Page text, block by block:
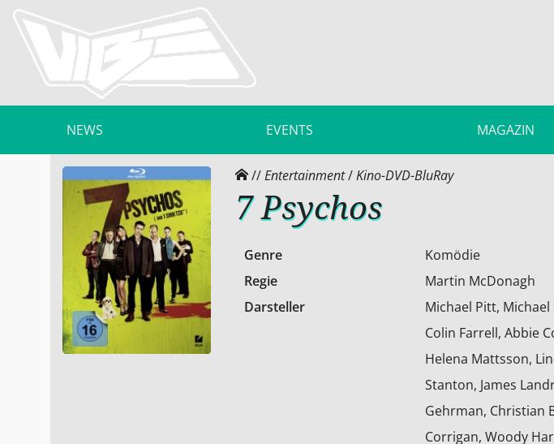
NEWS EVENTS MAGAZIN
//Entertainment/Kino-DVD-BluRay
7 Psychos
Genre
Komödie
Regie
Martin McDonagh
Darsteller
Michael Pitt,
Colin Farrell, Abbie
Helena Mattsson,
Stanton, James
Gehrman, Christian
Corrigan, Woody